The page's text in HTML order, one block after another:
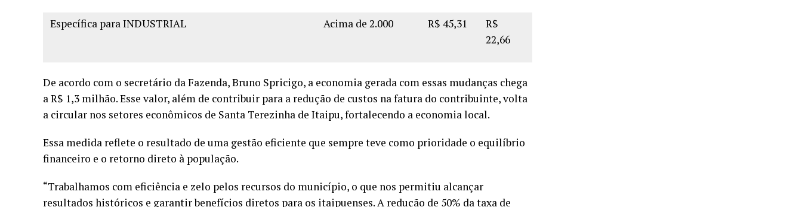
Específica para INDUSTRIAL Acima de 2.000 R$ 45,31
R$
22,66
De acordo com o secretário da Fazenda, Bruno Spricigo, a economia gerada com essas mudanças chega
a R$ 1,3 milhão. Esse valor, além de contribuir para a redução de custos na fatura do contribuinte, volta
a circular nos setores econômicos de Santa Terezinha de Itaipu, fortalecendo a economia local.
Essa medida reflete o resultado de uma gestão eficiente que sempre teve como prioridade o equilíbrio
financeiro e o retorno direto à população.
“Trabalhamos com eficiência e zelo pelos recursos do município, o que nos permitiu alcançar
resultados históricos e garantir benefícios diretos para os itaipuenses. A redução de 50% da taxa de